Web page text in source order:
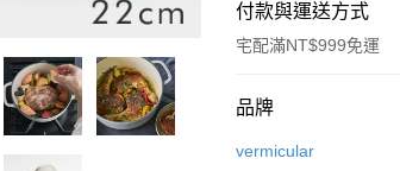
付款與運送方式
宅配滿NT$999免運
付款方式
信用卡一次付款
品牌
vermicular